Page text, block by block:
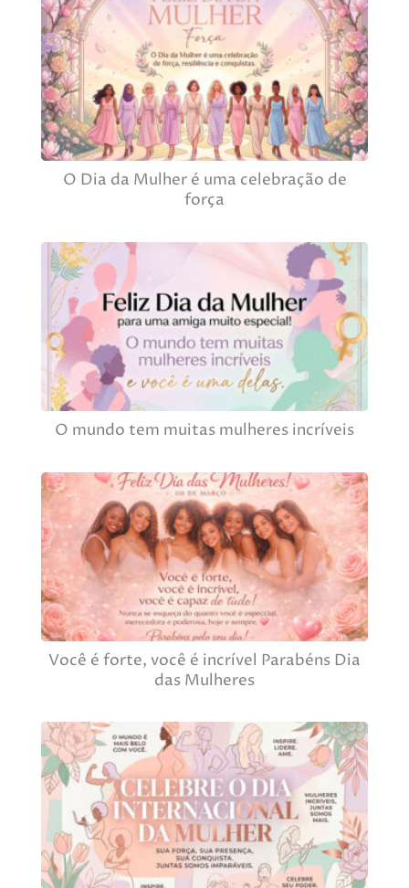
O Dia da Mulher é uma celebração de
força
O mundo tem muitas mulheres incríveis
Você é forte, você é incrível Parabéns Dia
das Mulheres